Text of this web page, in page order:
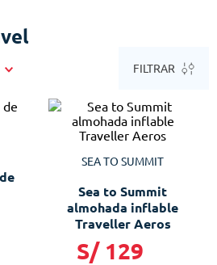
FILTRAR
SEA TO SUMMIT
Sea to Summit
almohada inflable
Traveller Aeros
S/ 129